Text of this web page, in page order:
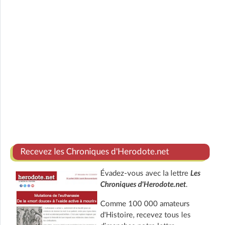
Recevez les Chroniques d'Herodote.net
Évadez-vous avec la lettre Les
Chroniques d'Herodote.net.
Comme 100 000 amateurs
d'Histoire, recevez tous les